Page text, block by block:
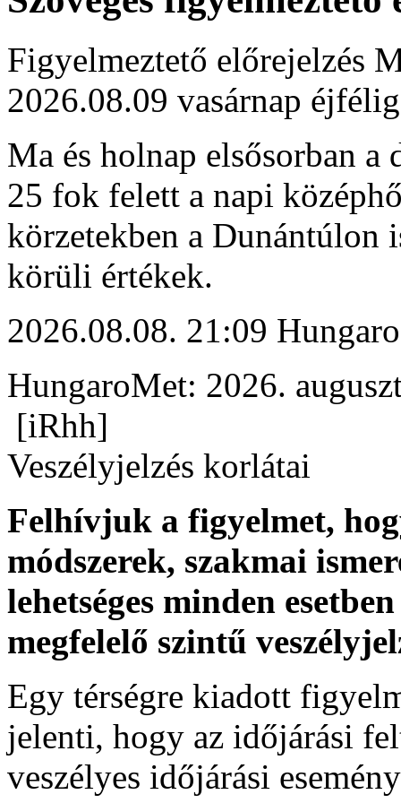
Figyelmeztető előrejelzés
2026.08.09 vasárnap éjfélig
Ma és holnap elsősorban
25 fok felett a napi
körzetekben a Dunántúlon
körüli értékek.
2026.08.08. 21:09
HungaroMet: 2026.
[iRhh]
Veszélyjelzés korlátai
Felhívjuk a figyelmet,
módszerek, szakmai
lehetséges minden
megfelelő szintű
Egy térségre kiadott
jelenti, hogy az időjárási
veszélyes időjárási